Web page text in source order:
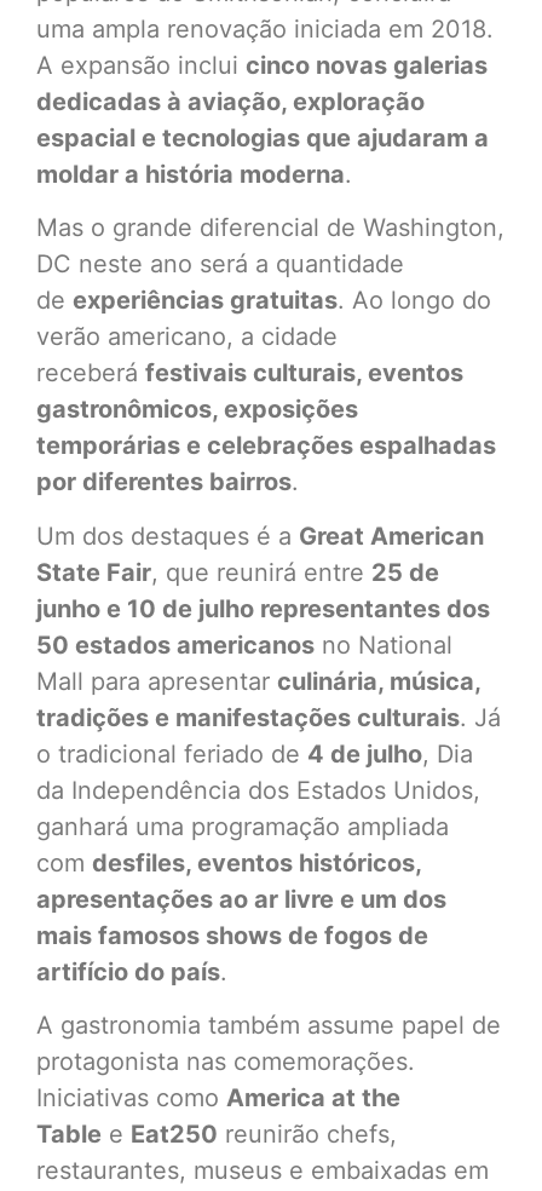
uma ampla renovação iniciada em 2018.
A expansão inclui cinco novas galerias
dedicadas à aviação, exploração
espacial e tecnologias que ajudaram a
moldar a história moderna.
Mas o grande diferencial de Washington,
DC neste ano será a quantidade
de experiências gratuitas. Ao longo do
verão americano, a cidade
receberá festivais culturais, eventos
gastronômicos, exposições
temporárias e celebrações espalhadas
por diferentes bairros.
Um dos destaques é a Great American
State Fair, que reunirá entre 25 de
junho e 10 de julho representantes dos
50 estados americanos no National
Mall para apresentar culinária, música,
tradições e manifestações culturais. Já
o tradicional feriado de 4 de julho, Dia
da Independência dos Estados Unidos,
ganhará uma programação ampliada
com desfiles, eventos históricos,
apresentações ao ar livre e um dos
mais famosos shows de fogos de
artifício do país.
A gastronomia também assume papel de
protagonista nas comemorações.
Iniciativas como America at the
Table e Eat250 reunirão chefs,
restaurantes, museus e embaixadas em